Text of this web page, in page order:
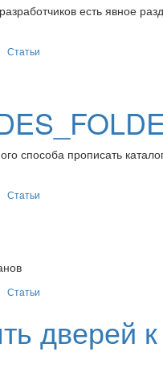
есть явное
Статьи
способа прописать
Статьи
Статьи
дверей